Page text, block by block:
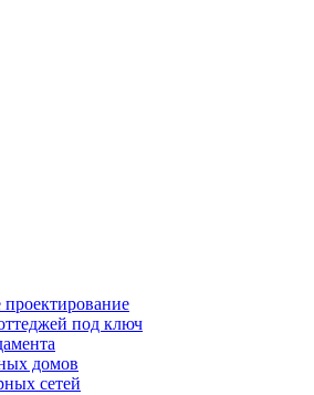
под ключ
домов
сетей